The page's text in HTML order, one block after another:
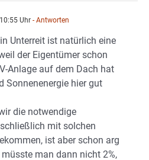
Uhr - Antworten
Unterreit ist natürlich eine
der Eigentümer schon
Anlage auf dem Dach hat
Sonnenenergie hier gut
die notwendige
mit solchen
ist aber schon arg
man dann nicht 2%,